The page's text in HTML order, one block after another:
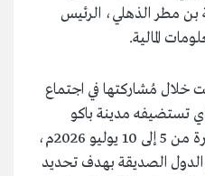
بن مطر الذهلي، الرئيس
المالية.
خلال مُشاركتها في اجتماع
تستضيفه مدينة باكو
بجمهورية أذربيجان خلال الفترة من 5 إلى 10 يوليو 2026م،
الصديقة بهدف تحديد